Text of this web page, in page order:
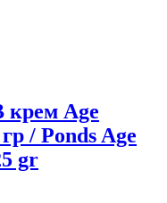
крем Age
/ Ponds Age
gr